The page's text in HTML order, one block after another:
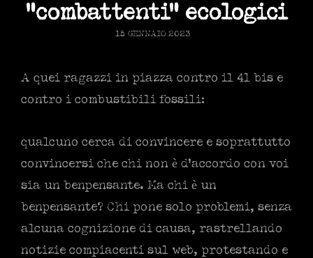
“combattenti” ecologici
POSTED
15 GENNAIO 2023
A quei ragazzi in piazza contro il 41 bis e
contro i combustibili fossili:
qualcuno cerca di convincere e soprattutto
convincersi che chi non è d’accordo con voi
sia un benpensante. Ma chi è un
benpensante? Chi pone solo problemi, senza
alcuna cognizione di causa, rastrellando
notizie compiacenti sul web, protestando e